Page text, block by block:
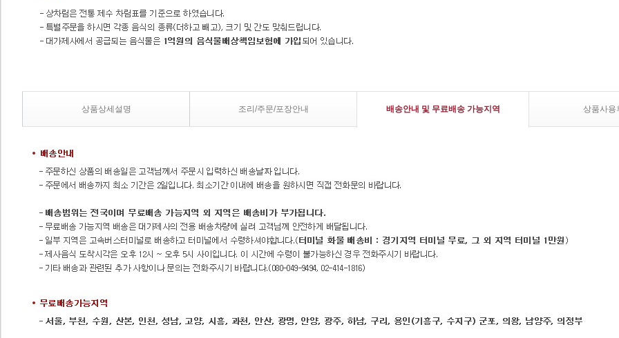
상품상세설명 조리/주문/포장안내 배송안내 및 무료배송 가능지역 상품사용